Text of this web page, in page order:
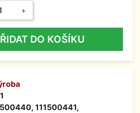
+
DO KOŠÍKU
111500441,